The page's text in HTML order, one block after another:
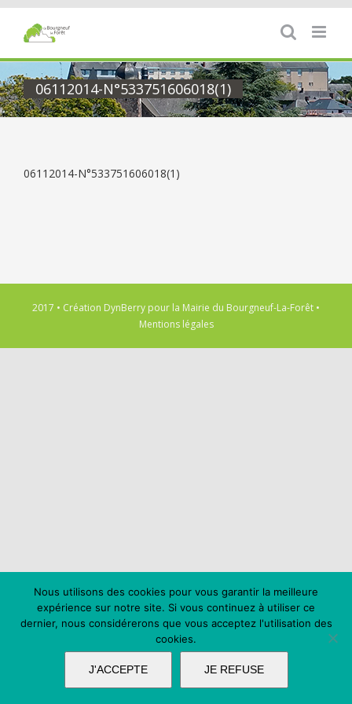
Passer
contenu
06112014-N°533751606018(1)
06112014-N°533751606018(1)
2017 • Création DynBerry pour la Mairie du Bourgneuf-La-Forêt •
Mentions légales
Nous utilisons des cookies pour vous garantir la meilleure
expérience sur notre site. Si vous continuez à utiliser ce
dernier, nous considérerons que vous acceptez l'utilisation des
cookies.
J'ACCEPTE JE REFUSE